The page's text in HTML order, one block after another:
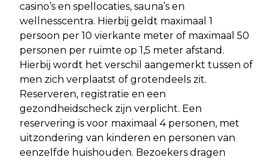
casino’s en spellocaties, sauna’s en
wellnesscentra. Hierbij geldt maximaal 1
persoon per 10 vierkante meter of maximaal 50
personen per ruimte op 1,5 meter afstand.
Hierbij wordt het verschil aangemerkt tussen of
men zich verplaatst of grotendeels zit.
Reserveren, registratie en een
gezondheidscheck zijn verplicht. Een
reservering is voor maximaal 4 personen, met
uitzondering van kinderen en personen van
eenzelfde huishouden. Bezoekers dragen